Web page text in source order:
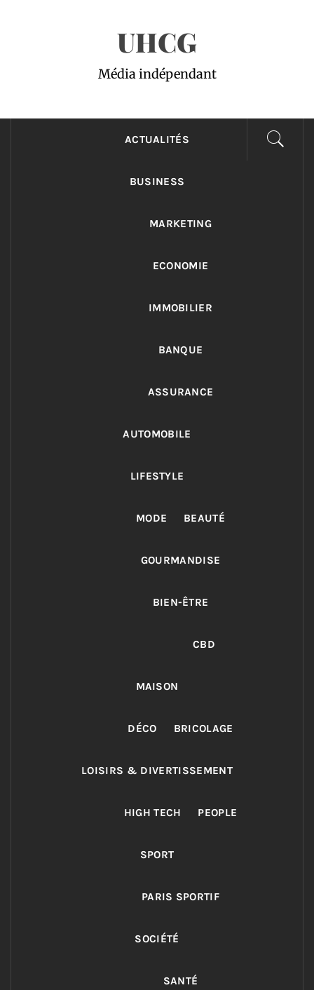
UHCG
Média indépendant
ACTUALITÉS
BUSINESS
MARKETING
ECONOMIE
IMMOBILIER
BANQUE
ASSURANCE
AUTOMOBILE
LIFESTYLE
MODE BEAUTÉ
GOURMANDISE
BIEN-ÊTRE
CBD
MAISON
DÉCO BRICOLAGE
LOISIRS & DIVERTISSEMENT
HIGH TECH PEOPLE
SPORT
PARIS SPORTIF
SOCIÉTÉ
SANTÉ